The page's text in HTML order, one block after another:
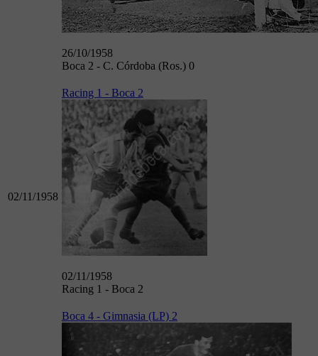
26/10/1958
Boca 2 - C. Córdoba (Ros.) 0
02/11/1958
Racing 1 - Boca 2
02/11/1958
Racing 1 - Boca 2
Boca 4 - Gimnasia (LP) 2